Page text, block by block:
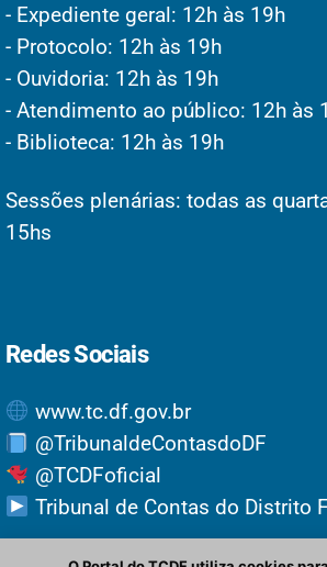
- Expediente geral: 12h às 19h
- Protocolo: 12h às 19h
- Ouvidoria: 12h às 19h
- Atendimento ao público: 12h às
- Biblioteca: 12h às 19h
Sessões plenárias: todas as
15hs
Redes Sociais
www.tc.df.gov.br
@TribunaldeContasdoDF
@TCDFoficial
Tribunal de Contas do Distrito